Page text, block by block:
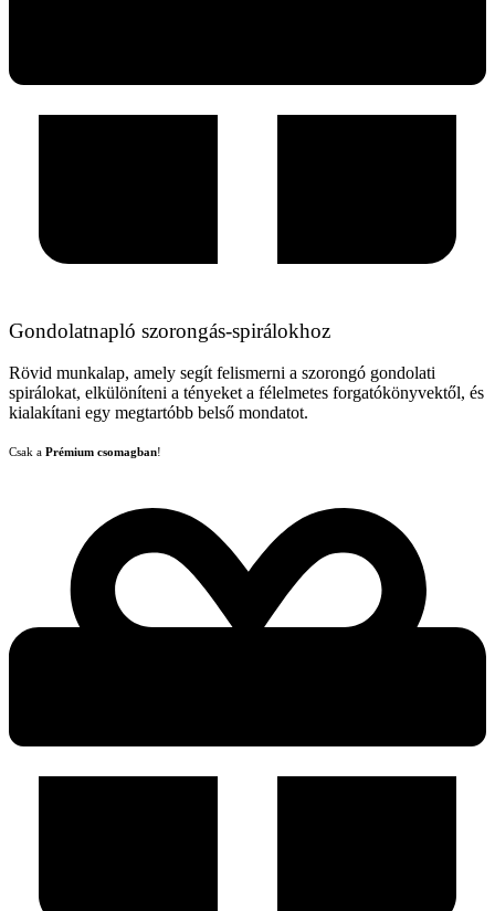
Gondolatnapló szorongás-spirálokhoz
Rövid munkalap, amely segít felismerni a szorongó gondolati
spirálokat, elkülöníteni a tényeket a félelmetes forgatókönyvektől, és
kialakítani egy megtartóbb belső mondatot.
Csak a Prémium csomagban!